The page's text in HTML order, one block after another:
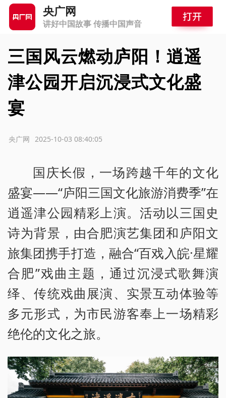
央广网
讲好中国故事 传播中国声音
三国风云燃动庐阳！逍遥
津公园开启沉浸式文化盛
宴
2025-10-03 08:40:05
央广网
国庆长假，一场跨越千年的文化
盛宴——“庐阳三国文化旅游消费季”在
逍遥津公园精彩上演。活动以三国史
诗为背景，由合肥演艺集团和庐阳文
旅集团携手打造，融合“百戏入皖·星耀
合肥”戏曲主题，通过沉浸式歌舞演
绎、传统戏曲展演、实景互动体验等
多元形式，为市民游客奉上一场精彩
绝伦的文化之旅。